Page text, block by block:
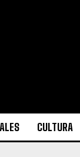
CULTURA